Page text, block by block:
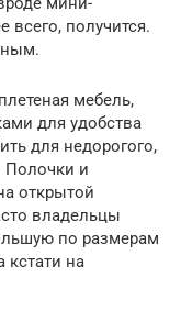
всего, получится.
мебель,
для удобства
для недорогого,
Полочки и
открытой
владельцы
по размерам
кстати на